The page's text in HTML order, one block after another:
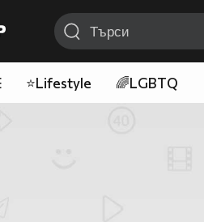
⭐Lifestyle 🌈LGBTQ